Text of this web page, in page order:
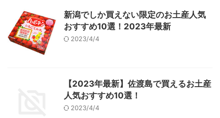
新潟でしか買えない限定のお土産人気
おすすめ10選！2023年最新
2023/4/4
【2023年最新】佐渡島で買えるお土産
人気おすすめ10選！
2023/4/4